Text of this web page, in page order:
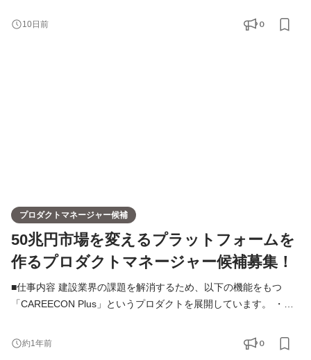
イター、エンジニアチームと連携してサイトを形にします。 一人
が担当する案件数としては、＜新規の案件を月10件程度＞となり
10日前 0
プロダクトマネージャー候補
50兆円市場を変えるプラットフォームを
作るプロダクトマネージャー候補募集！
■仕事内容 建設業界の課題を解消するため、以下の機能をもつ
「CAREECON Plus」というプロダクトを展開しています。 ・施
機能」 ・集客力やブランド力不足を解決するノーコードWebサイ
ト管理ツール「 マーケティング機能」 ・建設業の採用課題を解決
約1年前 0